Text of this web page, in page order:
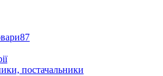
87
постачальники